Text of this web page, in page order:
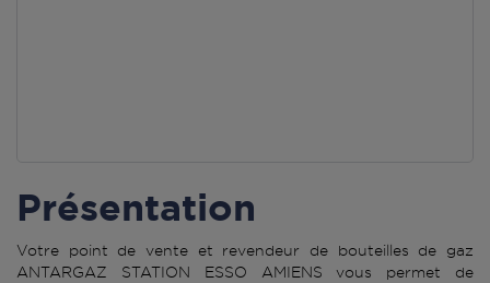
Présentation
Votre point de vente et revendeur de bouteilles de gaz
ANTARGAZ STATION ESSO AMIENS vous permet de